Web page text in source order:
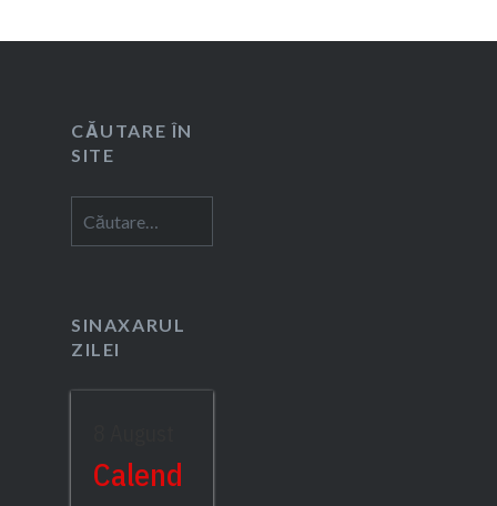
CĂUTARE ÎN
SITE
după:
SINAXARUL
ZILEI
Calend